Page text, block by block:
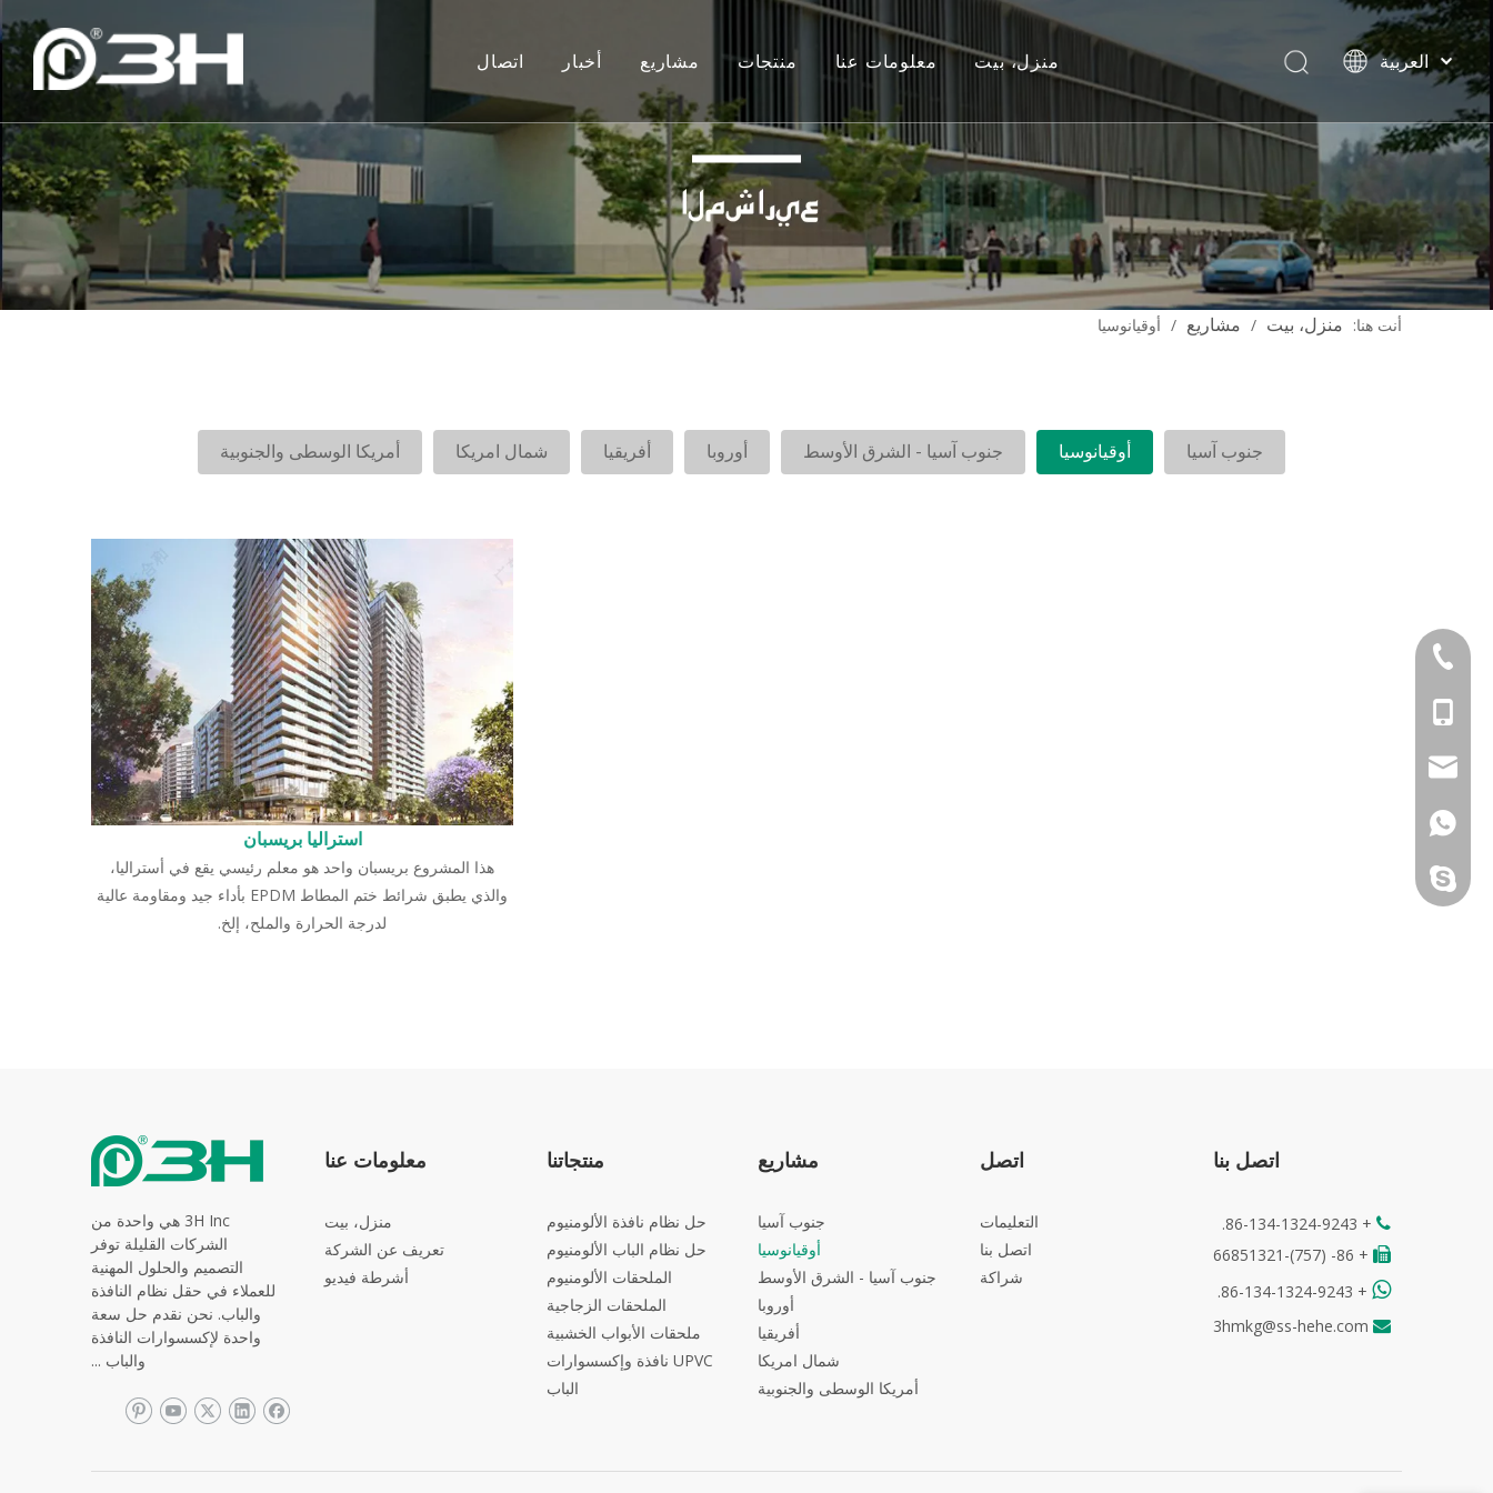
اتصال
التعليمات
أخبار مشاريع
جنوب آسيا
أوقيانوسيا
جنوب آسيا - الشرق الأوسط
أوروبا
أفريقيا
منتجات
حل نظام نافذة الألومنيوم
حل نظام الباب الألومنيوم
الملحقات الألومنيوم
الملحقات الزجاجية
ملحقات الأبواب الخشبية
معلومات عنا
تعريف عن الشركة
أشرطة فيديو
منزل، بيت
العربية
English
简体中文
Français
Español
Português
Deutsch
Italiano
أنت هنا: منزل، بيت / مشاريع / أوقيانوسيا
جنوب آسيا أوقيانوسيا جنوب آسيا - الشرق الأوسط أوروبا أفريقيا شمال امريكا أمريكا الوسطى والجنوبية
استراليا بريسبان
هذا المشروع بريسبان واحد هو معلم رئيسي يقع في أستراليا،
والذي يطبق شرائط ختم المطاط EPDM بأداء جيد ومقاومة عالية
لدرجة الحرارة والملح، إلخ.
3H Inc هي واحدة من
الشركات القليلة توفر
التصميم والحلول المهنية
للعملاء في حقل نظام النافذة
والباب. نحن نقدم حل سعة
واحدة لإكسسوارات النافذة
والباب ...
معلومات عنا
منزل، بيت
تعريف عن الشركة
أشرطة فيديو
منتجاتنا
حل نظام نافذة الألومنيوم
حل نظام الباب الألومنيوم
الملحقات الألومنيوم
الملحقات الزجاجية
ملحقات الأبواب الخشبية
UPVC نافذة وإكسسوارات
الباب
مشاريع
جنوب آسيا
أوقيانوسيا
جنوب آسيا - الشرق الأوسط
أوروبا
أفريقيا
شمال امريكا
أمريكا الوسطى والجنوبية
اتصل
التعليمات
اتصل بنا
شراكة
اتصل بنا

+ 86-134-1324-9243.

+ 86- (757)-66851321

+ 86-134-1324-9243.

3hmkg@ss-hehe.com
+86 757
3hmkg@ss-
+8613413249243.
EVACAO80.